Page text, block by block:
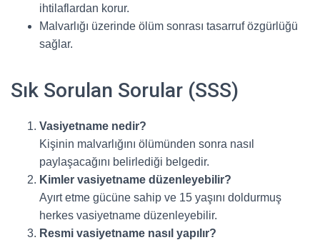
ihtilaflardan korur.
Malvarlığı üzerinde ölüm sonrası tasarruf özgürlüğü
sağlar.
Sık Sorulan Sorular (SSS)
Vasiyetname nedir?
Kişinin malvarlığını ölümünden sonra nasıl
paylaşacağını belirlediği belgedir.
Kimler vasiyetname düzenleyebilir?
Ayırt etme gücüne sahip ve 15 yaşını doldurmuş
herkes vasiyetname düzenleyebilir.
Resmi vasiyetname nasıl yapılır?